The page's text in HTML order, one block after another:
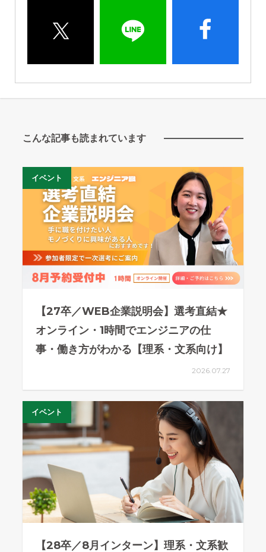
こんな記事も読まれています
イベント
【27卒／WEB企業説明会】選考直結★
オンライン・1時間でエンジニアの仕
事・働き方がわかる【理系・文系向け】
2026.07.27
イベント
【28卒／8月インターン】理系・文系歓